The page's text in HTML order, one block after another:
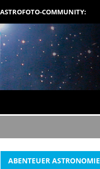
ASTROFOTO-COMMUNITY:
ABENTEUER ASTRONOMIE